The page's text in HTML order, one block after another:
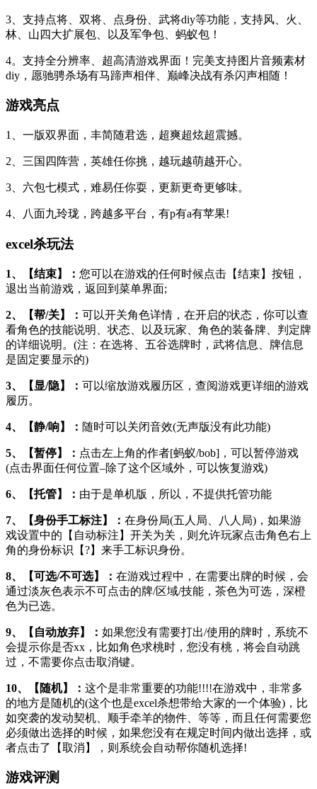
3、支持点将、双将、点身份、武将diy等功能，支持风、火、
林、山四大扩展包、以及军争包、蚂蚁包！
4。支持全分辨率、超高清游戏界面！完美支持图片音频素材
diy，愿驰骋杀场有马蹄声相伴、巅峰决战有杀闪声相随！
游戏亮点
1、一版双界面，丰简随君选，超爽超炫超震撼。
2、三国四阵营，英雄任你挑，越玩越萌越开心。
3、六包七模式，难易任你耍，更新更奇更够味。
4、八面九玲珑，跨越多平台，有p有a有苹果!
excel杀玩法
1、【结束】： 您可以在游戏的任何时候点击【结束】按钮，
退出当前游戏，返回到菜单界面;
2、【帮/关】： 可以开关角色详情，在开启的状态，你可以查
看角色的技能说明、状态、以及玩家、角色的装备牌、判定牌
的详细说明。(注：在选将、五谷选牌时，武将信息、牌信息
是固定要显示的)
3、【显/隐】： 可以缩放游戏履历区，查阅游戏更详细的游戏
履历。
4、【静/响】： 随时可以关闭音效(无声版没有此功能)
5、【暂停】： 点击左上角的作者[蚂蚁/bob]，可以暂停游戏
(点击界面任何位置–除了这个区域外，可以恢复游戏)
6、【托管】： 由于是单机版，所以，不提供托管功能
7、【身份手工标注】： 在身份局(五人局、八人局)，如果游
戏设置中的【自动标注】开关为关，则允许玩家点击角色右上
角的身份标识【?】来手工标识身份。
8、【可选/不可选】： 在游戏过程中，在需要出牌的时候，会
通过淡灰色表示不可点击的牌/区域/技能，茶色为可选，深橙
色为已选。
9、【自动放弃】： 如果您没有需要打出/使用的牌时，系统不
会提示你是否xx，比如角色求桃时，您没有桃，将会自动跳
过，不需要你点击取消键。
10、【随机】： 这个是非常重要的功能!!!!在游戏中，非常多
的地方是随机的(这个也是excel杀想带给大家的一个体验)，比
如突袭的发动契机、顺手牵羊的物件、等等，而且任何需要您
必须做出选择的时候，如果您没有在规定时间内做出选择，或
者点击了【取消】，则系统会自动帮你随机选择!
游戏评测